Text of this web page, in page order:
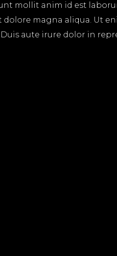
mollit anim id est
magna aliqua. Ut
aute irure dolor in